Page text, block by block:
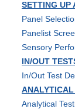
SETTING UP
Panel
Panelist
Sensory
IN/OUT
In/Out Test
Analytical